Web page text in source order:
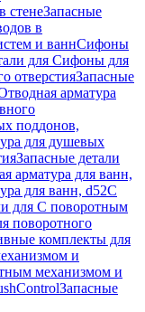
стенеЗапасные
в
и ваннСифоны
для Сифоны для
отверстияЗапасные
арматура
поддонов,
для душевых
Запасные детали
арматура для ванн,
для ванн, d52С
для С поворотным
поворотного
комплекты для
и
механизмом и
Запасные